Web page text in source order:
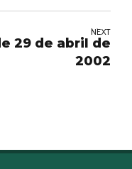
NEXT
29 de abril de
2002